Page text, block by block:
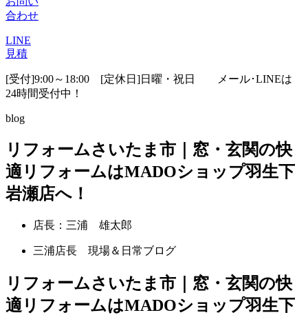
合わせ
LINE
見積
[受付]9:00～18:00 [定休日]日曜・祝日
メール･LINEは
24時間受付中！
blog
リフォームさいたま市｜窓・玄関の快
適リフォームはMADOショップ羽生下
岩瀬店へ！
店長：三浦 雄太郎
三浦店長 現場＆日常ブログ
リフォームさいたま市｜窓・玄関の快
適リフォームはMADOショップ羽生下